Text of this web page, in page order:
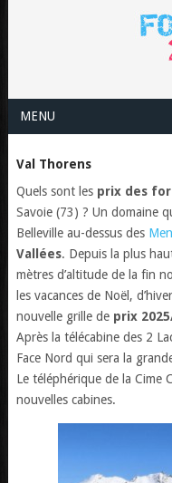
MENU
Val Thorens
Quels sont les prix des
Savoie (73) ? Un domaine
Belleville au-dessus des
Vallées. Depuis la plus
mètres d’altitude de la fin
les vacances de Noël,
nouvelle grille de prix
Après la télécabine des 2
Face Nord qui sera la
Le téléphérique de la Cime
nouvelles cabines.